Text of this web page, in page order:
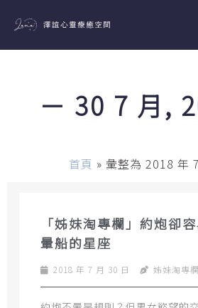
主
－ 30 7 月,
首頁 » 彙整為 2018 年
「姊妹淘專欄」約炮卻
暈船的星座
2018 年 7 月 30 日 姊妹淘專欄